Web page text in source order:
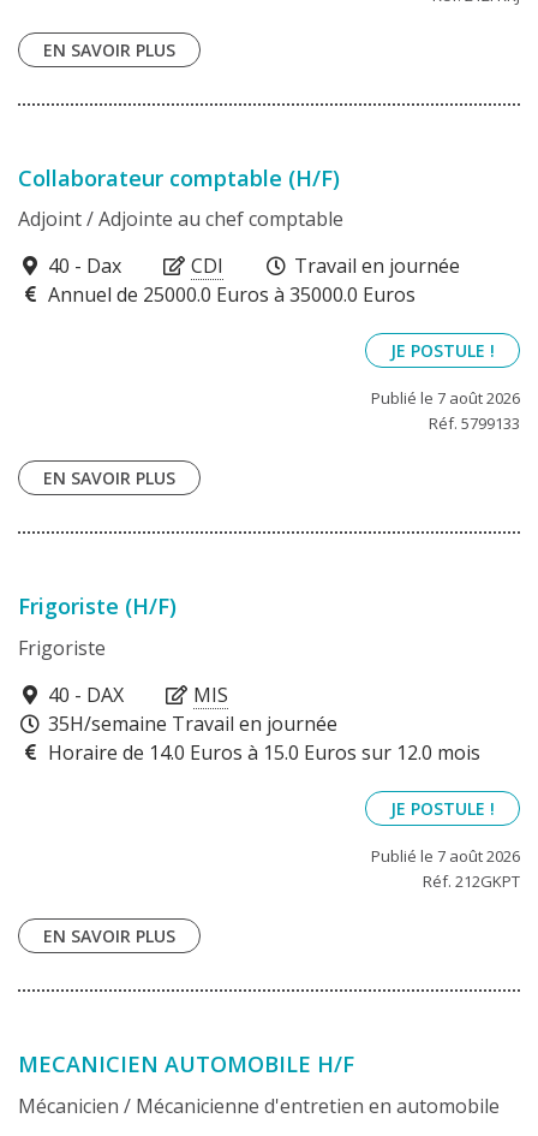
EN SAVOIR PLUS
Collaborateur comptable (H/F)
Adjoint / Adjointe au chef comptable
40100
40 - Dax CDI
Travail en journée
Annuel de 25000.0 Euros à 35000.0 Euros
JE POSTULE !
Publié le 7 août 2026
Réf. 5799133
EN SAVOIR PLUS
Frigoriste (H/F)
Frigoriste
40100
40 - DAX
MIS
35H/semaine Travail en journée
Horaire de 14.0 Euros à 15.0 Euros sur 12.0 mois
JE POSTULE !
Publié le 7 août 2026
Réf. 212GKPT
EN SAVOIR PLUS
MECANICIEN AUTOMOBILE H/F
Mécanicien / Mécanicienne d'entretien en automobile